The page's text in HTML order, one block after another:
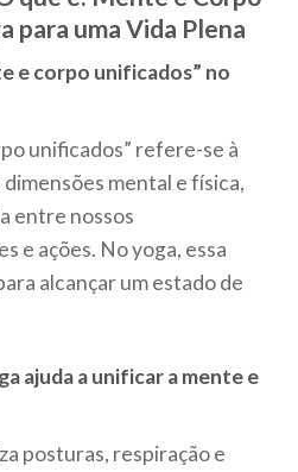
para uma Vida Plena
e corpo unificados” no
unificados” refere-se à
mental e física,
entre nossos
e ações. No yoga, essa
alcançar um estado de
ajuda a unificar a mente e
posturas, respiração e